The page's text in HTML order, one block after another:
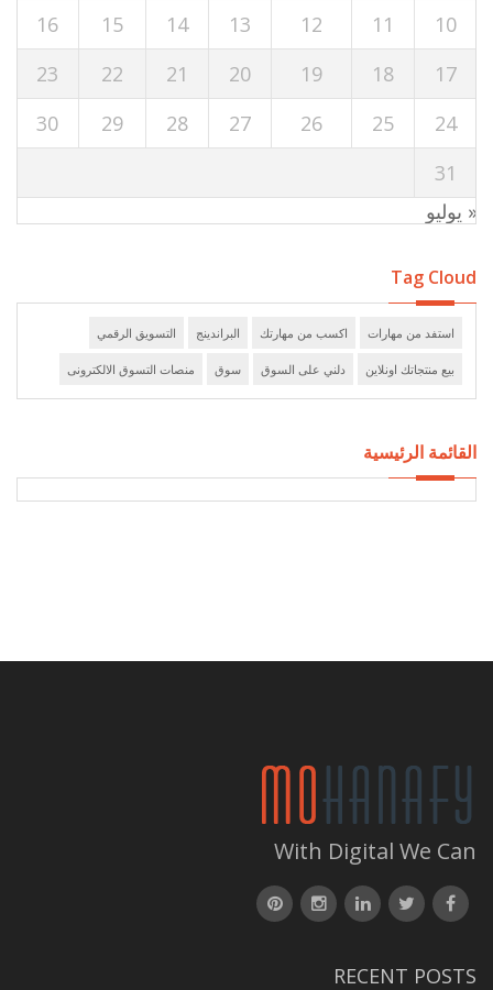
10
11
12
13
14
15
16
17
18
19
20
21
22
23
24
25
26
27
28
29
30
31
« يوليو
Tag Cloud
استفد من مهارات اكسب من مهارتك البراندينج التسويق الرقمي
بيع منتجاتك اونلاين دلني على السوق سوق منصات التسوق الالكترونى
القائمة الرئيسية
With Digital We Can
RECENT POSTS